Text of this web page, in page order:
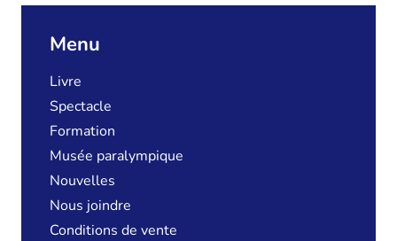
Menu
Livre
Spectacle
Formation
Musée paralympique
Nouvelles
Nous joindre
Conditions de vente